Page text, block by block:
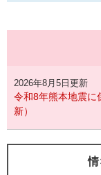
2026年8月5日更新
令和8年熊本地震に
新）